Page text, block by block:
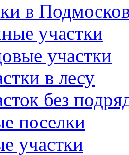
в
участки
участки
в лесу
без
поселки
участки